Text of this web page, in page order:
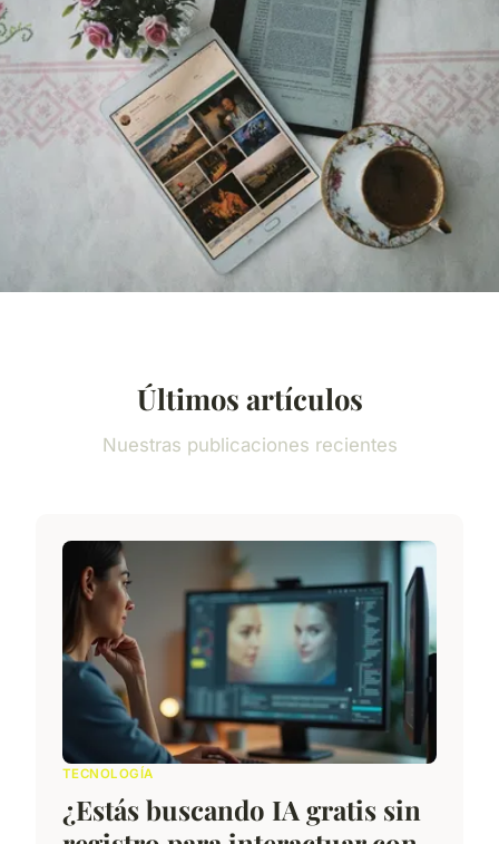
Últimos artículos
Nuestras publicaciones recientes
TECNOLOGÍA
¿Estás buscando IA gratis sin